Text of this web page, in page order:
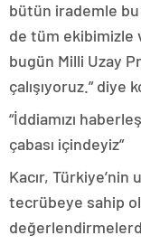
bütün irademle
de tüm ekibimizle
bugün Milli Uzay
çalışıyoruz.” diye
“İddiamızı
çabası içindeyiz”
Kacır,
tecrübeye sahip